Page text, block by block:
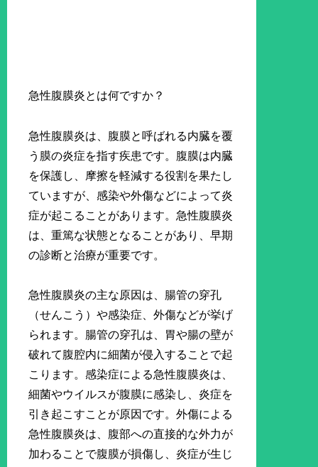
急性腹膜炎とは何ですか？
急性腹膜炎は、腹膜と呼ばれる内臓を覆
う膜の炎症を指す疾患です。腹膜は内臓
を保護し、摩擦を軽減する役割を果たし
ていますが、感染や外傷などによって炎
症が起こることがあります。急性腹膜炎
は、重篤な状態となることがあり、早期
の診断と治療が重要です。
急性腹膜炎の主な原因は、腸管の穿孔
（せんこう）や感染症、外傷などが挙げ
られます。腸管の穿孔は、胃や腸の壁が
破れて腹腔内に細菌が侵入することで起
こります。感染症による急性腹膜炎は、
細菌やウイルスが腹膜に感染し、炎症を
引き起こすことが原因です。外傷による
急性腹膜炎は、腹部への直接的な外力が
加わることで腹膜が損傷し、炎症が生じ